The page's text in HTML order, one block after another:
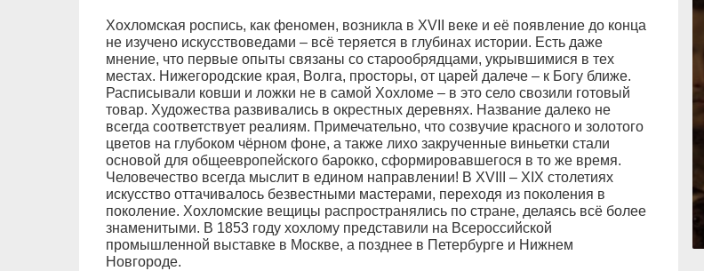
Хохломская роспись, как феномен, возникла в XVII веке и её появление до конца
не изучено искусствоведами – всё теряется в глубинах истории. Есть даже
мнение, что первые опыты связаны со старообрядцами, укрывшимися в тех
местах. Нижегородские края, Волга, просторы, от царей далече – к Богу ближе.
Расписывали ковши и ложки не в самой Хохломе – в это село свозили готовый
товар. Художества развивались в окрестных деревнях. Название далеко не
всегда соответствует реалиям. Примечательно, что созвучие красного и золотого
цветов на глубоком чёрном фоне, а также лихо закрученные виньетки стали
основой для общеевропейского барокко, сформировавшегося в то же время.
Человечество всегда мыслит в едином направлении! В XVIII – XIX столетиях
искусство оттачивалось безвестными мастерами, переходя из поколения в
поколение. Хохломские вещицы распространялись по стране, делаясь всё более
знаменитыми. В 1853 году хохлому представили на Всероссийской
промышленной выставке в Москве, а позднее в Петербурге и Нижнем
Новгороде.